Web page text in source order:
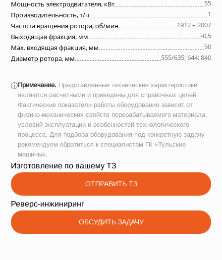
Мощность электродвигателя, кВт
55
Производительность, т/ч
1
Частота вращения ротора, об/мин
1912 – 2007
Выходящая фракция, мм
-0,5
Max. входящая фракция, мм
50
Диаметр ротора, мм
555/635; 644; 840
ⓘПримечание. Представленные технические характеристики
являются расчетными и приведены для справочных целей.
Фактические показатели работы оборудования зависят от
физико-механических свойств перерабатываемого материала,
условий эксплуатации и особенностей технологического
процесса. Для подбора оборудования под конкретную задачу
рекомендуем обратиться к специалистам ГК «Тульские
машины».
Изготовление по вашему ТЗ
ОТПРАВИТЬ ТЗ
Реверс-инжиниринг
ОБСУДИТЬ ЗАДАЧУ